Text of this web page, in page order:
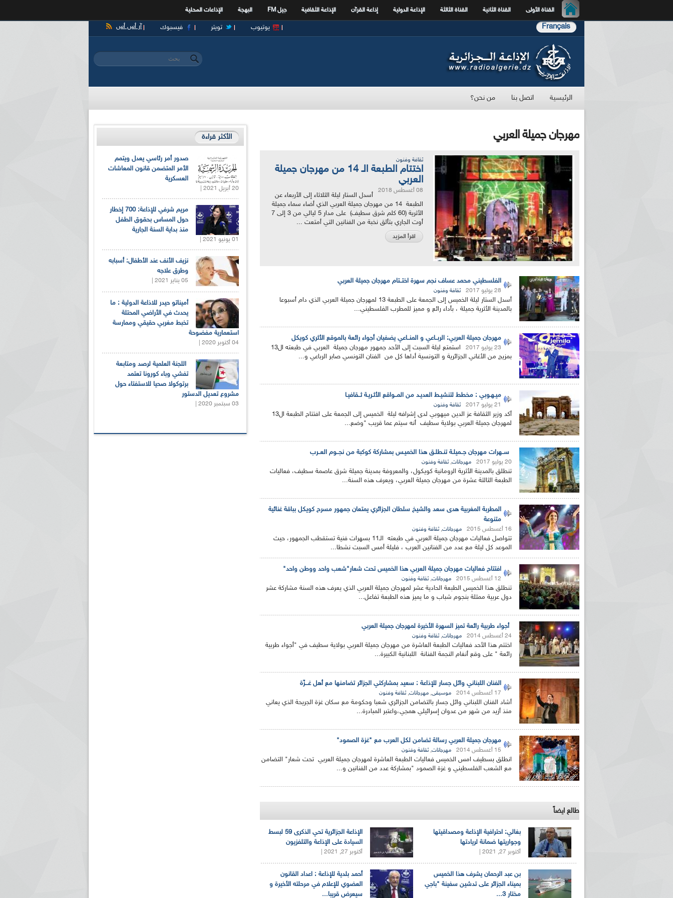
القناة الأولى القناة الثانية القناة الثالثة الإذاعة الدولية إذاعة القرآن الإذاعة الثقافية جيل FM البهجة الإذاعات المحلية
Français آر أس أس فيسبوك تويتر يوتيوب
استمارة البحث
‏بحث ‏
الرئيسية اتصل بنا من نحن؟
مهرجان جميلة العربي
ثقافة وفنون
اختتام الطبعة الـ 14 من مهرجان جميلة
العربي
08 أغسطس 2018
أسدل الستار ليلة الثلاثاء إلى الأربعاء عن
الطبعة 14 من مهرجان جميلة العربي الذي أضاء سماء جميلة
الأثرية (60 كلم شرق سطيف) على مدار 5 ليالي من 3 إلى 7
أوت الجاري بتألق نخبة من الفنانين التي أمتعت ...
اقرأ المزيد
الفلسطيني محمد عساف نجم سهرة اختــتام مهرجان جميلة العربي
28 يوليو 2017 ثقافة وفنون
أسدل الستار ليلة الخميس إلى الجمعة على الطبعة 13 لمهرجان جميلة العربي الذي دام أسبوعا
بالمدينة الأثرية جميلة ، بأداء رائع و مميز للمطرب الفلسطيني...
مهرجان جميلة العربي: الربــاعي و المنــاعي يضفيان أجواء رائعة بالموقع الأثري كويكل
23 يوليو 2017
استمتع ليلة السبت إلى الأحد جمهور مهرجان جميلة العربي في طبعته ال13
بمزيج من الأغاني الجزائرية و التونسية أداها كل من الفنان التونسي صابر الرباعي و...
ميـهـوبي : مخطط لتنشيـط العديـد من المــواقع الأثـريـة ثــقافيـا
21 يوليو 2017 ثقافة وفنون
أكد وزير الثقافة عز الدين ميهوبي لدى إشرافه ليلة الخميس إلى الجمعة على افتتاح الطبعة ال13
لمهرجان جميلة العربي بولاية سطيف أنه سيتم عما قريب "وضع...
ســهرات مهرجان جــميلـة تنـطلـق هذا الخميـس بمشاركة كوكبة من نجــوم العــرب
20 يوليو 2017 مهرجانات,ثقافة وفنون
تنطلق بالمدينة الأثرية الرومانية كويكول، والمعروفة بمدينة جميلة شرق عاصمة سطيف، فعاليات
الطبعة الثالثة عشرة من مهرجان جميلة العربي، ويعرف هذه السنة...
المطربة المغربية هدى سعد والشيخ سلطان الجزائري يمتعان جمهور مسرح كويكل بباقة غنائية
متنوعة
16 أغسطس 2015 مهرجانات,ثقافة وفنون
تتواصل فعاليات مهرجان جميلة العربي في طبعته الـ11 بسهرات فنية تستقطب الجمهور، حيث
الموعد كل ليلة مع عدد من الفنانين العرب ، فليلة أمس السبت نشطا...
افتتاح فعاليات مهرجان جميلة العربي هذا الخميس تحت شعار"شعب واحد ووطن واحد"
12 أغسطس 2015 مهرجانات,ثقافة وفنون
تنطلق هذا الخميس الطبعة الحادية عشر لمهرجان جميلة العربي الذي يعرف هذه السنة مشاركة عشر
دول عربية ممثلة بنجوم شباب و ما يميز هذه الطبعة تفاعل...
أجواء طربية رائعة تميز السهرة الأخيرة لمهرجان جميلة العربي
24 أغسطس 2014 مهرجانات,ثقافة وفنون
اختتم هذا الأحد فعاليات الطبعة العاشرة من مهرجان جميلة العربي بولاية سطيف في "أجواء طربية
رائعة " على وقع أنغام النجمة الفنانة اللبنانية الكبيرة...
الفنان اللبناني وائل جسار للإذاعة : سعيد بمشاركتي الجزائر تضامنها مع أهل غـــزّة
17 أغسطس 2014 موسيقى, مهرجانات,ثقافة وفنون
أشاد الفنان اللبناني وائل جسار بالتضامن الجزائري شعبا وحكومة مع سكان غزة الجريحة الذي يعاني
منذ أزيد من شهر من عدوان إسرائيلي همجي،واعتبر المبادرة...
مهرجان جميلة العربي رسالة تضامن لكل العرب مع "غزة الصمود"
15 أغسطس 2014 مهرجانات,ثقافة وفنون
انطلق بسطيف امس الخميس فعاليات الطبعة العاشرة لمهرجان جميلة العربي تحت شعار" التضامن
مع الشعب الفلسطيني و غزة الصمود "بمشاركة عدد من الفنانين و...
طالع ايضاً
الإذاعة الجزائرية تحي الذكرى 59 لبسط
السيادة على الإذاعة والتلفزيون
أكتوبر 27, 2021 |
بغالي: احترافية الإذاعة ومصداقيتها
وجواريتها ضمانة لريادتها
أكتوبر 27, 2021 |
أحمد بلدية للإذاعة : اعداد القانون
العضوي للإعلام في مرحلته الأخيرة و
سيعرض قريبا...
بن عبد الرحمان يشرف هذا الخميس
بميناء الجزائر على تدشين سفينة "باجي
مختار 3...
الأكثر قراءة
صدور أمر رئاسي يعدل ويتمم
الأمر المتضمن قانون المعاشات
العسكرية
20 أبريل 2021 |
مريم شرفي للإذاعة: 700 إخطار
حول المساس بحقوق الطفل
منذ بداية السنة الجارية
01 يونيو 2021 |
نزيف الأنف عند الأطفال: أسبابه
وطرق علاجه
05 يناير 2021 |
أميناتو حيدر للاذاعة الدولية : ما
يحدث في الأراضي المحتلة
تخبط مغربي حقيقي وممارسة
استعمارية مفضوحة
04 أكتوبر 2020 |
اللجنة العلمية لرصد ومتابعة
تفشي وباء كورونا تعتمد
برتوكولا صحيا للاستفتاء حول
مشروع تعديل الدستور
03 سبتمبر 2020 |